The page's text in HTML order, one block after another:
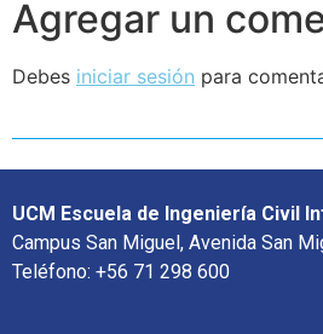
Agregar un
Debes iniciar sesión para
UCM Escuela de Ingeniería Civil
Campus San Miguel, Avenida San
Teléfono: +56 71 298 600